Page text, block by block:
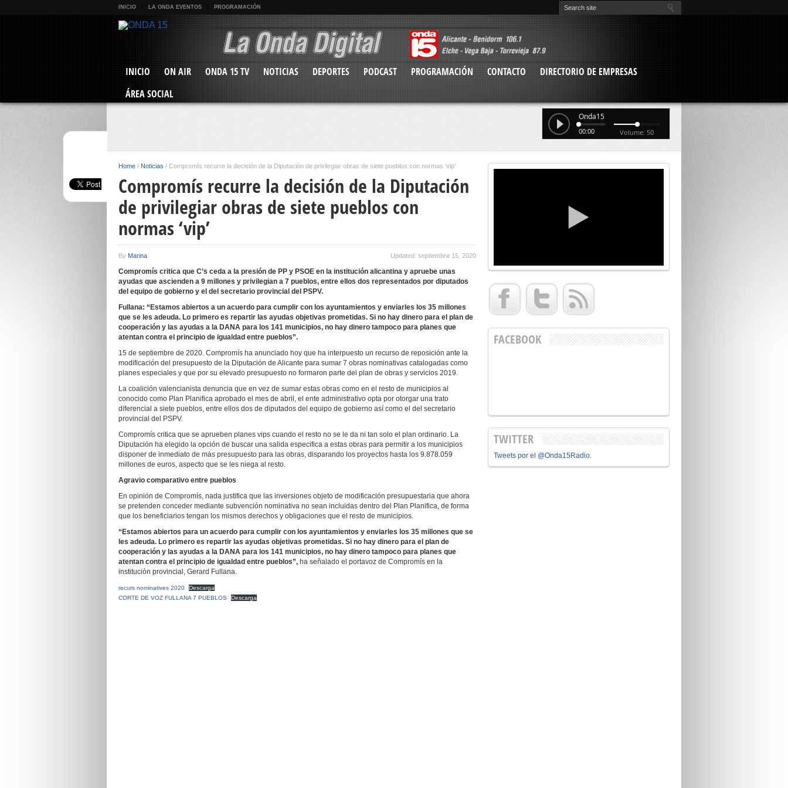
INICIO LA ONDA EVENTOS PROGRAMACIÓN
INICIO ON AIR ONDA 15 TV NOTICIAS DEPORTES PODCAST PROGRAMACIÓN CONTACTO
DIRECTORIO DE EMPRESAS
ÁREA SOCIAL
Onda15
00:00 Volume: 50
Home / Noticias / Compromís recurre la decisión de la Diputación de privilegiar obras de siete pueblos con normas ‘vip’
Compromís recurre la decisión de la Diputación
de privilegiar obras de siete pueblos con
normas ‘vip’
By Marina Updated: septiembre 15, 2020
Compromís critica que C’s ceda a la presión de PP y PSOE en la institución alicantina y apruebe unas
ayudas que ascienden a 9 millones y privilegian a 7 pueblos, entre ellos dos representados por diputados
del equipo de gobierno y el del secretario provincial del PSPV.
Fullana: “Estamos abiertos a un acuerdo para cumplir con los ayuntamientos y enviarles los 35 millones
que se les adeuda. Lo primero es repartir las ayudas objetivas prometidas. Si no hay dinero para el plan de
cooperación y las ayudas a la DANA para los 141 municipios, no hay dinero tampoco para planes que
atentan contra el principio de igualdad entre pueblos”.
15 de septiembre de 2020. Compromís ha anunciado hoy que ha interpuesto un recurso de reposición ante la
modificación del presupuesto de la Diputación de Alicante para sumar 7 obras nominativas catalogadas como
planes especiales y que por su elevado presupuesto no formaron parte del plan de obras y servicios 2019.
La coalición valencianista denuncia que en vez de sumar estas obras como en el resto de municipios al
conocido como Plan Planifica aprobado el mes de abril, el ente administrativo opta por otorgar una trato
diferencial a siete pueblos, entre ellos dos de diputados del equipo de gobierno así como el del secretario
provincial del PSPV.
Compromís critica que se aprueben planes vips cuando el resto no se le da ni tan solo el plan ordinario. La
Diputación ha elegido la opción de buscar una salida especifica a estas obras para permitir a los municipios
disponer de inmediato de más presupuesto para las obras, disparando los proyectos hasta los 9.878.059
millones de euros, aspecto que se les niega al resto.
Agravio comparativo entre pueblos
En opinión de Compromís, nada justifica que las inversiones objeto de modificación presupuestaria que ahora
se pretenden conceder mediante subvención nominativa no sean incluidas dentro del Plan Planifica, de forma
que los beneficiarios tengan los mismos derechos y obligaciones que el resto de municipios.
“Estamos abiertos para un acuerdo para cumplir con los ayuntamientos y enviarles los 35 millones que se
les adeuda. Lo primero es repartir las ayudas objetivas prometidas. Si no hay dinero para el plan de
cooperación y las ayudas a la DANA para los 141 municipios, no hay dinero tampoco para planes que
atentan contra el principio de igualdad entre pueblos”, ha señalado el portavoz de Compromís en la
institución provincial, Gerard Fullana.
recurs nominatives 2020
Descarga
CORTE DE VOZ FULLANA 7 PUEBLOS
Descarga
FACEBOOK
TWITTER
Tweets por el @Onda15Radio.